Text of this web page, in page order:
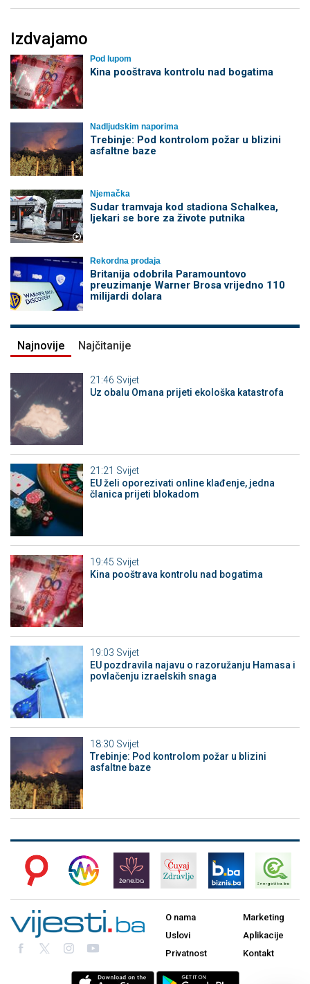
Izdvajamo
Pod lupom
Kina pooštrava kontrolu nad bogatima
Nadljudskim naporima
Trebinje: Pod kontrolom požar u blizini
asfaltne baze
Njemačka
Sudar tramvaja kod stadiona Schalkea,
ljekari se bore za živote putnika
Rekordna prodaja
Britanija odobrila Paramountovo
preuzimanje Warner Brosa vrijedno 110
milijardi dolara
Najnovije Najčitanije
21:46 Svijet
Uz obalu Omana prijeti ekološka katastrofa
21:21 Svijet
EU želi oporezivati online klađenje, jedna
članica prijeti blokadom
19:45 Svijet
Kina pooštrava kontrolu nad bogatima
19:03 Svijet
EU pozdravila najavu o razoružanju Hamasa i
povlačenju izraelskih snaga
18:30 Svijet
Trebinje: Pod kontrolom požar u blizini
asfaltne baze
O nama
Uslovi
Privatnost
Marketing
Aplikacije
Kontakt